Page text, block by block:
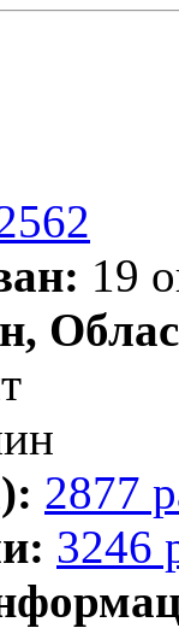
19
2877
3246